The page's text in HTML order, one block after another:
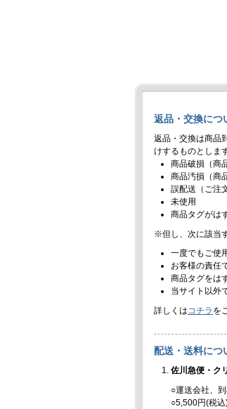
返品・交換につ
返品・交換は商品
けするものとします
商品破損（商
商品汚損（商
誤配送（ご注
未使用
商品タグがは
※但し、次に該当
一度でもご使
お客様の責任
商品タグをは
当サイト以外
詳しくは コチラ を
配送・送料につ
佐川急便・ク
○運送会社、
○5,500円(税